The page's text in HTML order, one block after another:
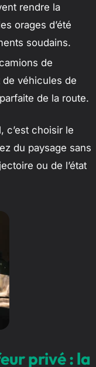
rendre la
orages d’été
soudains.
de
véhicules de
de la route.
c’est choisir le
du paysage sans
ou de l’état
privé : la